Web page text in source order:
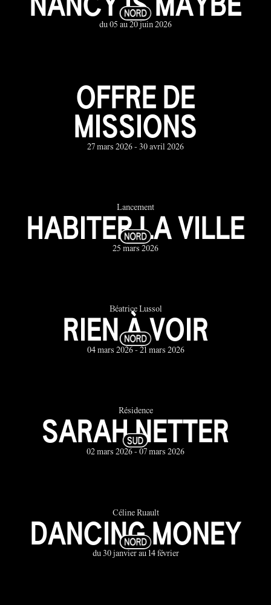
du 05 au 20 juin 2026
OFFRE DE
MISSIONS
27 mars 2026 - 30 avril 2026
Lancement
HABITER LA VILLE
25 mars 2026
Béatrice Lussol
RIEN À VOIR
04 mars 2026 - 21 mars 2026
Résidence
SARAH NETTER
02 mars 2026 - 07 mars 2026
Céline Ruault
DANCING MONEY
du 30 janvier au 14 février